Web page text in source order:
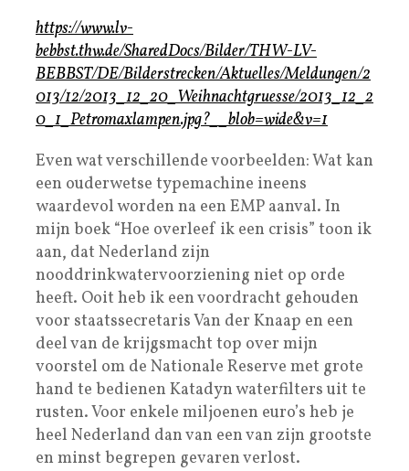
https://www.lv-
bebbst.thw.de/SharedDocs/Bilder/THW-LV-
BEBBST/DE/Bilderstrecken/Aktuelles/Meldungen/2
013/12/2013_12_20_Weihnachtgruesse/2013_12_2
0_1_Petromaxlampen.jpg?__blob=wide&v=1
Even wat verschillende voorbeelden: Wat kan
een ouderwetse typemachine ineens
waardevol worden na een EMP aanval. In
mijn boek “Hoe overleef ik een crisis” toon ik
aan, dat Nederland zijn
nooddrinkwatervoorziening niet op orde
heeft. Ooit heb ik een voordracht gehouden
voor staatssecretaris Van der Knaap en een
deel van de krijgsmacht top over mijn
voorstel om de Nationale Reserve met grote
hand te bedienen Katadyn waterfilters uit te
rusten. Voor enkele miljoenen euro’s heb je
heel Nederland dan van een van zijn grootste
en minst begrepen gevaren verlost.